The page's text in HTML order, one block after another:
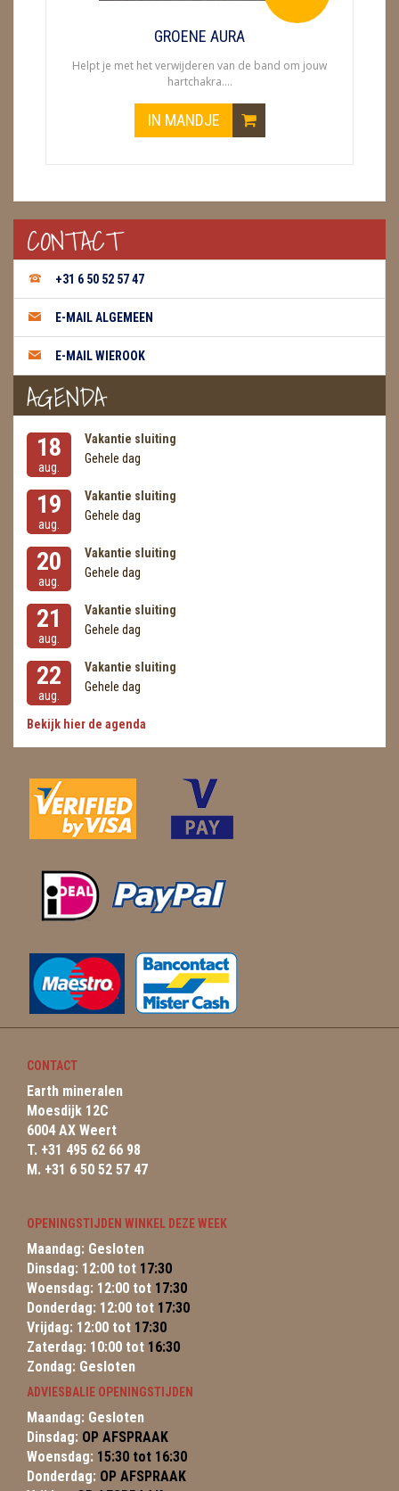
HANGERS
LAMPEN
MASSAGE
METEORIETEN
READING EN PERSOONLIJK ADVIES
RUWE STENEN
SCHEDELS / SKULLS
SELENIET
SPECIALE STUKKEN
TELEFOON KOORDEN
THEELICHTEN
VLINDERS
WIEROOK, OLIE & TOEBEHOREN
ZAKJES WATER ELIXERS
GROENE AURA
Helpt je met het verwijderen van de band om jouw
hartchakra....
IN MANDJE
CONTACT
+31 6 50 52 57 47
E-MAIL ALGEMEEN
E-MAIL WIEROOK
AGENDA
18
aug.
Vakantie sluiting
Gehele dag
19
aug.
Vakantie sluiting
Gehele dag
20
aug.
Vakantie sluiting
Gehele dag
21
aug.
Vakantie sluiting
Gehele dag
22
aug.
Vakantie sluiting
Gehele dag
Bekijk hier de agenda
CONTACT
Earth mineralen
Moesdijk 12C
6004 AX Weert
T. +31 495 62 66 98
M. +31 6 50 52 57 47
OPENINGSTIJDEN WINKEL DEZE WEEK
Maandag: Gesloten
Dinsdag: 12:00 tot 17:30
Woensdag: 12:00 tot 17:30
Donderdag: 12:00 tot 17:30
Vrijdag: 12:00 tot 17:30
Zaterdag: 10:00 tot 16:30
Zondag: Gesloten
ADVIESBALIE OPENINGSTIJDEN
Maandag: Gesloten
Dinsdag: OP AFSPRAAK
Woensdag: 15:30 tot 16:30
Donderdag: OP AFSPRAAK